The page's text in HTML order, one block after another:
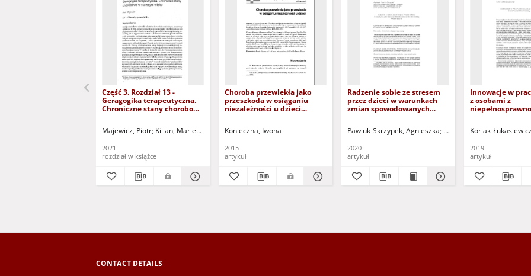
Część 3. Rozdział 13 -
Geragogika terapeutyczna.
Chroniczne stany chorobowe
zalogowaniu tylko dla osób z
Majewicz, Piotr Kilian, Marlena - red.
2021
rozdział w książce
Choroba przewlekła jako
przeszkoda w osiąganiu
niezależności u dzieci
dysfunkcją wzroku)
Konieczna, Iwona
2015
artykuł
Radzenie sobie ze stresem
przez dzieci w warunkach
zmian spowodowanych
conditions of change caused
Pawluk-Skrzypek, Agnieszka Nowak, Beata Maria - red.
2020
artykuł
Innowacje w
z osobami z
Korlak-
2019
artykuł
CONTACT DETAILS